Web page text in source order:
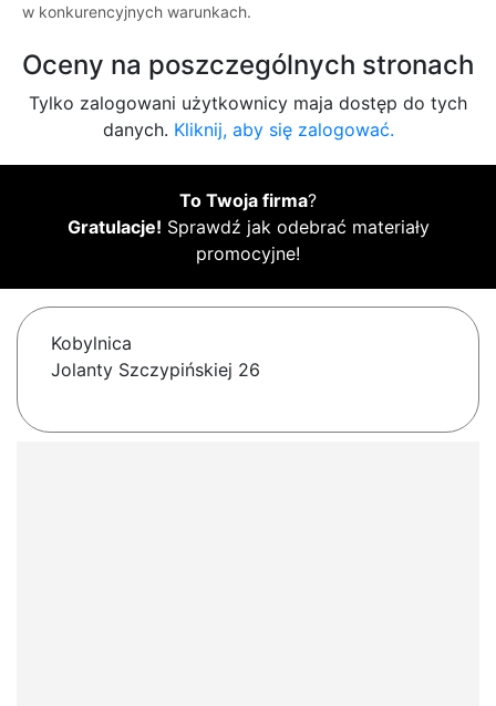
w konkurencyjnych warunkach.
Oceny na poszczególnych stronach
Tylko zalogowani użytkownicy maja dostęp do tych
danych. Kliknij, aby się zalogować.
To Twoja firma?
Gratulacje! Sprawdź jak odebrać materiały
promocyjne!
Kobylnica
Jolanty Szczypińskiej 26